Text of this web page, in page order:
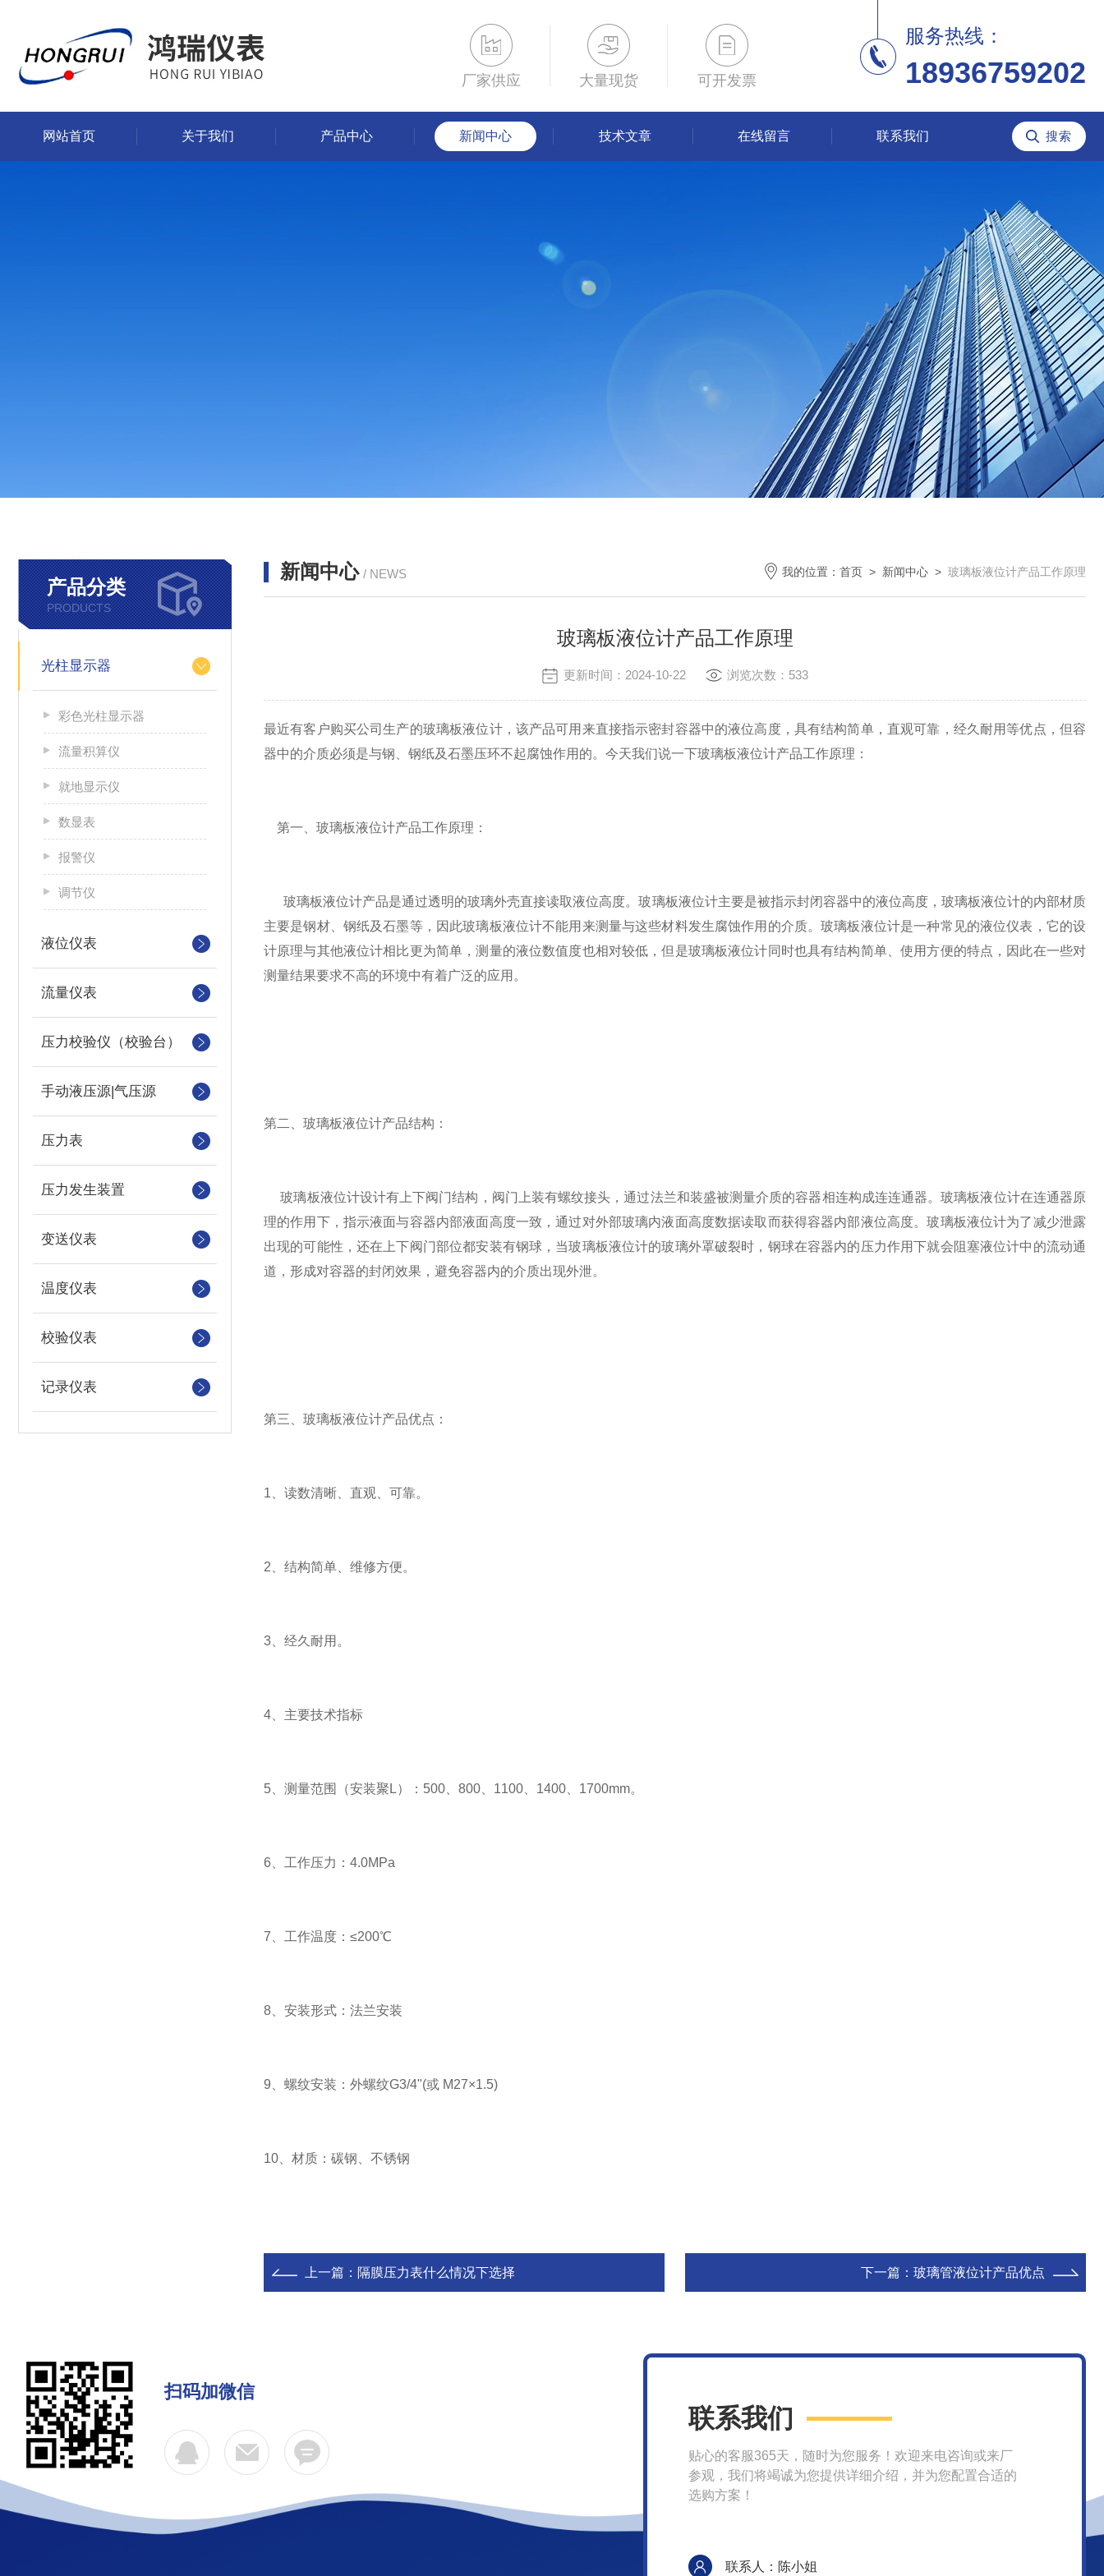
厂家供应 大量现货 可开发票
服务热线：
18936759202
网站首页 关于我们 产品中心 新闻中心 技术文章 在线留言 联系我们
产品分类
PRODUCTS
光柱显示器
彩色光柱显示器
流量积算仪
就地显示仪
数显表
报警仪
调节仪
液位仪表
流量仪表
压力校验仪（校验台）
手动液压源|气压源
压力表
压力发生装置
变送仪表
温度仪表
校验仪表
记录仪表
新闻中心 / NEWS 我的位置： 首页 > 新闻中心 > 玻璃板液位计产品工作原理
玻璃板液位计产品工作原理
更新时间：2024-10-22 浏览次数：533
最近有客户购买公司生产的玻璃板液位计，该产品可用来直接指示密封容器中的液位高度，具有结构简单，直观可靠，经久耐用等优点，但容
器中的介质必须是与钢、钢纸及石墨压环不起腐蚀作用的。今天我们说一下玻璃板液位计产品工作原理：
第一、玻璃板液位计产品工作原理：
玻璃板液位计产品是通过透明的玻璃外壳直接读取液位高度。玻璃板液位计主要是被指示封闭容器中的液位高度，玻璃板液位计的内部材质
主要是钢材、钢纸及石墨等，因此玻璃板液位计不能用来测量与这些材料发生腐蚀作用的介质。玻璃板液位计是一种常见的液位仪表，它的设
计原理与其他液位计相比更为简单，测量的液位数值度也相对较低，但是玻璃板液位计同时也具有结构简单、使用方便的特点，因此在一些对
测量结果要求不高的环境中有着广泛的应用。
第二、玻璃板液位计产品结构：
玻璃板液位计设计有上下阀门结构，阀门上装有螺纹接头，通过法兰和装盛被测量介质的容器相连构成连连通器。玻璃板液位计在连通器原
理的作用下，指示液面与容器内部液面高度一致，通过对外部玻璃内液面高度数据读取而获得容器内部液位高度。玻璃板液位计为了减少泄露
出现的可能性，还在上下阀门部位都安装有钢球，当玻璃板液位计的玻璃外罩破裂时，钢球在容器内的压力作用下就会阻塞液位计中的流动通
道，形成对容器的封闭效果，避免容器内的介质出现外泄。
第三、玻璃板液位计产品优点：
1、读数清晰、直观、可靠。
2、结构简单、维修方便。
3、经久耐用。
4、主要技术指标
5、测量范围（安装聚L）：500、800、1100、1400、1700mm。
6、工作压力：4.0MPa
7、工作温度：≤200℃
8、安装形式：法兰安装
9、螺纹安装：外螺纹G3/4"(或 M27×1.5)
10、材质：碳钢、不锈钢
上一篇： 隔膜压力表什么情况下选择 下一篇： 玻璃管液位计产品优点
扫码加微信
联系我们
贴心的客服365天，随时为您服务！欢迎来电咨询或来厂
参观，我们将竭诚为您提供详细介绍，并为您配置合适的
选购方案！
联系人：陈小姐